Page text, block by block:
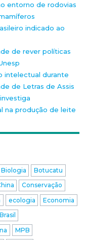
entorno de rodovias
indicado ao
de rever políticas
intelectual durante
de Letras de Assis
na produção de leite
Biologia
Botucatu
Conservação
ecologia
Economia
MPB